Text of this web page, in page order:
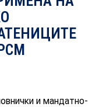
и мандатно-